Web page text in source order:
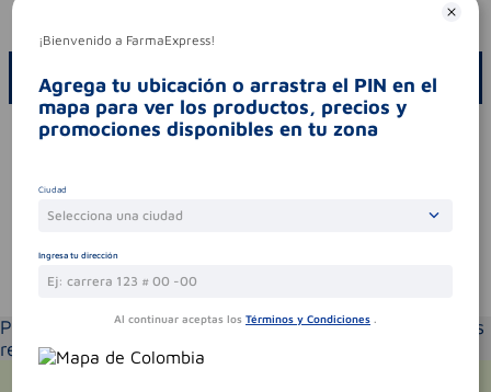
ESCRIBE UN COMENTARIO
Por favor, inicie sesión para escribir un comentario
Te puede interesar
Por favor selecciona tu ubicación y verás los productos
recomendados según la cobertura de entrega
¡Bienvenido a FarmaExpress!
Agrega tu ubicación o arrastra el PIN en el
mapa para ver los productos, precios y
promociones disponibles en tu zona
Ciudad
Selecciona una ciudad
Ingresa tu dirección
Al continuar aceptas los Términos y Condiciones .